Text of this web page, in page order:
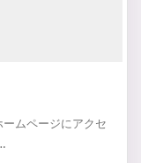
ームページにアクセ